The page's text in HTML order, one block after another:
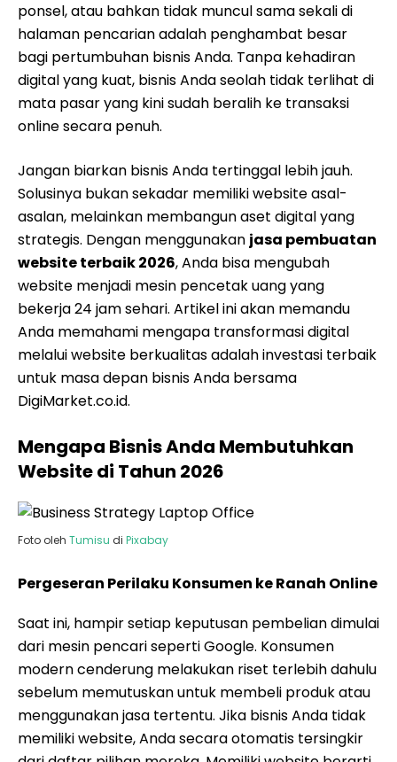
ponsel, atau bahkan tidak muncul sama sekali di
halaman pencarian adalah penghambat besar
bagi pertumbuhan bisnis Anda. Tanpa kehadiran
digital yang kuat, bisnis Anda seolah tidak terlihat di
mata pasar yang kini sudah beralih ke transaksi
online secara penuh.
Jangan biarkan bisnis Anda tertinggal lebih jauh.
Solusinya bukan sekadar memiliki website asal-
asalan, melainkan membangun aset digital yang
strategis. Dengan menggunakan jasa pembuatan
website terbaik 2026, Anda bisa mengubah
website menjadi mesin pencetak uang yang
bekerja 24 jam sehari. Artikel ini akan memandu
Anda memahami mengapa transformasi digital
melalui website berkualitas adalah investasi terbaik
untuk masa depan bisnis Anda bersama
DigiMarket.co.id.
Mengapa Bisnis Anda Membutuhkan
Website di Tahun 2026
Foto oleh Tumisu di Pixabay
Pergeseran Perilaku Konsumen ke Ranah Online
Saat ini, hampir setiap keputusan pembelian dimulai
dari mesin pencari seperti Google. Konsumen
modern cenderung melakukan riset terlebih dahulu
sebelum memutuskan untuk membeli produk atau
menggunakan jasa tertentu. Jika bisnis Anda tidak
memiliki website, Anda secara otomatis tersingkir